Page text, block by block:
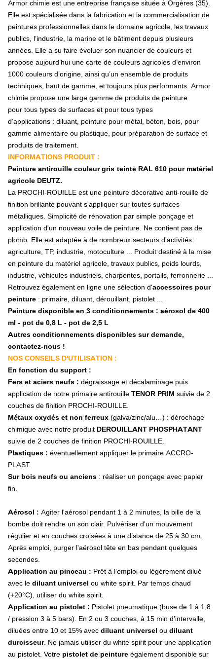
Machine à bêcher, rototiller
Pièce d'usure carbure
H.T.U, revêtement carbure
A monter soi-même
Plaquette carbure
Plaquette carbure + rechargement
Auto construction et pièces spécifiques
Pièce pour la vigne
Herse étrille
Herse plate
Pièce auto-construction
Lame d'usure
Pièces agricoles
Andaineur
Dent, griffe d'andaineur
Broyeur de pierres, forestiers
Broyeur de récolte, refus
Couteau, fléau
Marteau
Bague, entretoise
Pale de ventilation
Boulonnerie
Débroussailleuse et épareuse
Couteau, marteau, fléau
Manille
Bague
Distributeur d'engrais
Agitateur distributeur
Pales distributeur
Divers distributeur
Épandeur à fumier
Enrubanneuse
Faucheuse
Couteau de faucheuse
Porte couteau et boulonnerie
Assiette
Tambour
Pièces technique
Faneuse
Dent, griffe de faneuse
Fixation et accessoire faneuse
Gyrobroyeur
Lame
Boulonnerie et accessoire
Mélangeuse
Sections
Doigts double
Rabatteurs
Doigts escamotables
Releveurs d'épis
Système de broyage
Couteau épanouilleur
Couteau de broyeur
Chaine cueilleuse
Pulvérisateur
Buse
Buse à jet plat
Buse à engrais
Ecrou baïonnette
Armor chimie est une entreprise française située à Orgères (35).
Elle est spécialisée dans la fabrication et la commercialisation de
peintures professionnelles dans le domaine agricole, les travaux
publics, l’industrie, la marine et le bâtiment depuis plusieurs
années. Elle a su faire évoluer son nuancier de couleurs et
propose aujourd’hui une carte de couleurs agricoles d’environ
1000 couleurs d’origine, ainsi qu’un ensemble de produits
techniques, haut de gamme, et toujours plus performants. Armor
chimie propose une large gamme de produits de peinture
pour tous types de surfaces et pour tous types
d’applications : diluant, peinture pour métal, béton, bois, pour
gamme alimentaire ou plastique, pour préparation de surface et
produits de traitement.
INFORMATIONS PRODUIT :
Peinture antirouille couleur gris teinte RAL 610 pour matériel
agricole DEUTZ.
La PROCHI-ROUILLE est une peinture décorative anti-rouille de
finition brillante pouvant s'appliquer sur toutes surfaces
métalliques. Simplicité de rénovation par simple ponçage et
application d'un nouveau voile de peinture. Ne contient pas de
plomb. Elle est adaptée à de nombreux secteurs d'activités :
agriculture, TP, industrie, motoculture ... Produit destiné à la mise
en peinture du matériel agricole, travaux publics, poids lourds,
industrie, véhicules industriels, charpentes, portails, ferronnerie ...
Retrouvez également en ligne une sélection d'accessoires pour
peinture : primaire, diluant, dérouillant, pistolet ...
Peinture disponible en 3 conditionnements : aérosol de 400
ml - pot de 0,8 L - pot de 2,5 L
Autres conditionnements disponibles sur demande,
contactez-nous !
NOS CONSEILS D'UTILISATION :
En fonction du support :
Fers et aciers neufs : dégraissage et décalaminage puis
application de notre primaire antirouille TENOR PRIM suivie de 2
couches de finition PROCHI-ROUILLE.
Métaux oxydés et non ferreux (galva/zinc/alu…) : dérochage
chimique avec notre produit DEROUILLANT PHOSPHATANT
suivie de 2 couches de finition PROCHI-ROUILLE.
Plastiques : éventuellement appliquer le primaire ACCRO-
PLAST.
Sur bois neufs ou anciens : réaliser un ponçage avec papier
fin.
Aérosol : Agiter l'aérosol pendant 1 à 2 minutes, la bille de la
bombe doit rendre un son clair. Pulvériser d'un mouvement
régulier et en couches croisées à une distance de 25 à 30 cm.
Après emploi, purger l'aérosol tête en bas pendant quelques
secondes.
Application au pinceau : Prêt à l’emploi ou légèrement dilué
avec le diluant universel ou white spirit. Par temps chaud
(+20°C), utiliser du white spirit.
Application au pistolet : Pistolet pneumatique (buse de 1 à 1,8
/ pression 3 à 5 bars). En 2 ou 3 couches, à 15 min d’intervalle,
diluées entre 10 et 15% avec diluant universel ou diluant
durcisseur. Ne jamais utiliser du white spirit pour une application
au pistolet. Votre pistolet de peinture également disponible sur